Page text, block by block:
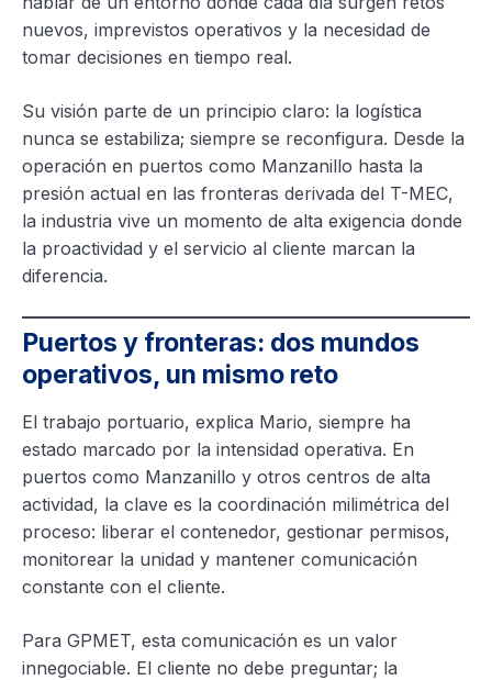
nuevos, imprevistos operativos y la necesidad de
tomar decisiones en tiempo real.
Su visión parte de un principio claro: la logística
nunca se estabiliza; siempre se reconfigura. Desde la
operación en puertos como Manzanillo hasta la
presión actual en las fronteras derivada del T-MEC,
la industria vive un momento de alta exigencia donde
la proactividad y el servicio al cliente marcan la
diferencia.
Puertos y fronteras: dos mundos
operativos, un mismo reto
El trabajo portuario, explica Mario, siempre ha
estado marcado por la intensidad operativa. En
puertos como Manzanillo y otros centros de alta
actividad, la clave es la coordinación milimétrica del
proceso: liberar el contenedor, gestionar permisos,
monitorear la unidad y mantener comunicación
constante con el cliente.
Para GPMET, esta comunicación es un valor
innegociable. El cliente no debe preguntar; la